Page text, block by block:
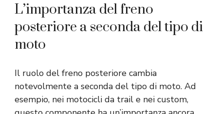
L’importanza del freno
posteriore a seconda del tipo di
moto
Il ruolo del freno posteriore cambia
notevolmente a seconda del tipo di moto. Ad
esempio, nei motocicli da trail e nei custom,